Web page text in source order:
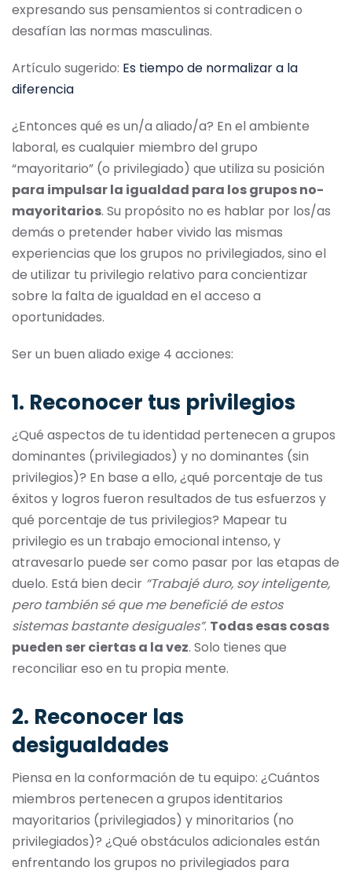
expresando sus pensamientos si contradicen o
desafían las normas masculinas.
Artículo sugerido: Es tiempo de normalizar a la
diferencia
¿Entonces qué es un/a aliado/a? En el ambiente
laboral, es cualquier miembro del grupo
“mayoritario” (o privilegiado) que utiliza su posición
para impulsar la igualdad para los grupos no-
mayoritarios. Su propósito no es hablar por los/as
demás o pretender haber vivido las mismas
experiencias que los grupos no privilegiados, sino el
de utilizar tu privilegio relativo para concientizar
sobre la falta de igualdad en el acceso a
oportunidades.
Ser un buen aliado exige 4 acciones:
1. Reconocer tus privilegios
¿Qué aspectos de tu identidad pertenecen a grupos
dominantes (privilegiados) y no dominantes (sin
privilegios)? En base a ello, ¿qué porcentaje de tus
éxitos y logros fueron resultados de tus esfuerzos y
qué porcentaje de tus privilegios? Mapear tu
privilegio es un trabajo emocional intenso, y
atravesarlo puede ser como pasar por las etapas de
duelo. Está bien decir “Trabajé duro, soy inteligente,
pero también sé que me beneficié de estos
sistemas bastante desiguales”. Todas esas cosas
pueden ser ciertas a la vez. Solo tienes que
reconciliar eso en tu propia mente.
2. Reconocer las
desigualdades
Piensa en la conformación de tu equipo: ¿Cuántos
miembros pertenecen a grupos identitarios
mayoritarios (privilegiados) y minoritarios (no
privilegiados)? ¿Qué obstáculos adicionales están
enfrentando los grupos no privilegiados para